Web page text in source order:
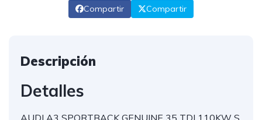
Compartir Compartir
Descripción
Detalles
AUDI A3 SPORTBACK GENUINE 35 TDI 110KW S